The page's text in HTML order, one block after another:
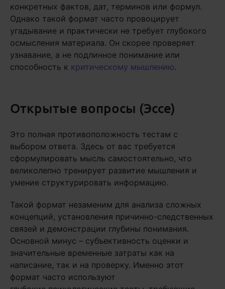
конкретных фактов, дат, терминов или формул.
Однако такой формат часто провоцирует
угадывание и практически не требует глубокого
осмысления материала. Он скорее проверяет
узнавание, а не подлинное понимание или
способность к критическому мышлению.
Открытые вопросы (Эссе)
Это полная противоположность тестам с
выбором ответа. Здесь от вас требуется
сформулировать мысль самостоятельно, что
великолепно тренирует развитие мышления и
умение структурировать информацию.
Такой формат незаменим для анализа сложных
концепций, установления причинно-следственных
связей и демонстрации глубины понимания.
Основной минус – субъективность оценки и
значительные временные затраты как на
написание, так и на проверку. Именно этот
формат часто используют